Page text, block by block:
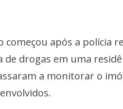
começou após a polícia
de drogas em uma
a monitorar o